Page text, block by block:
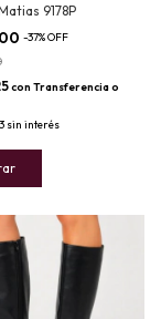
9178P
-37%OFF
con Transferencia o
sin interés